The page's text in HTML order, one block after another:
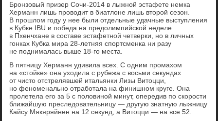
Бронзовый призер Сочи-2014 в лыжной эстафете немка
Херманн лишь проводит в биатлоне лишь второй сезон.
В прошлом году у нее были отдельные удачные выступления
в Кубке IBU и победа на предолимпийской неделе
в Пхенчхане в составе эстафетной четверки, но в личных
гонках Кубка мира 28-летняя спортсменка ни разу
не поднималась выше 18-го места.
В пятницу Херманн удивила всех. С одним промахом
на «стойке» она уходила с рубежа с восьми секундах
от чисто отстрелявшей итальянки Лизы Витоцци,
но феноменально отработала на финишном круге. Она
пролетела его за 5 с половиной минут, опередив по скорости
ближайшую преследовательницу — другую знатную лыжницу
Кайсу Мякяряйнен на 12 секунд, а Витоцци — на все 52.